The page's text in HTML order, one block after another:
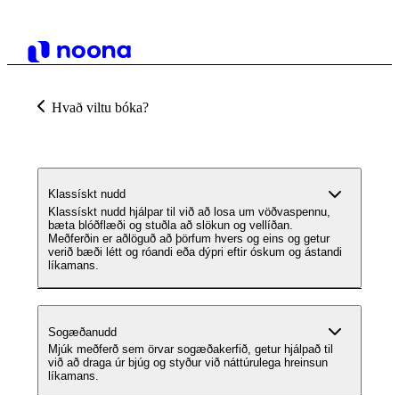
Hvað viltu bóka?
Klassískt nudd
Klassískt nudd hjálpar til við að losa um vöðvaspennu,
bæta blóðflæði og stuðla að slökun og vellíðan.
Meðferðin er aðlöguð að þörfum hvers og eins og getur
verið bæði létt og róandi eða dýpri eftir óskum og ástandi
líkamans.
Sogæðanudd
Mjúk meðferð sem örvar sogæðakerfið, getur hjálpað til
við að draga úr bjúg og styður við náttúrulega hreinsun
líkamans.